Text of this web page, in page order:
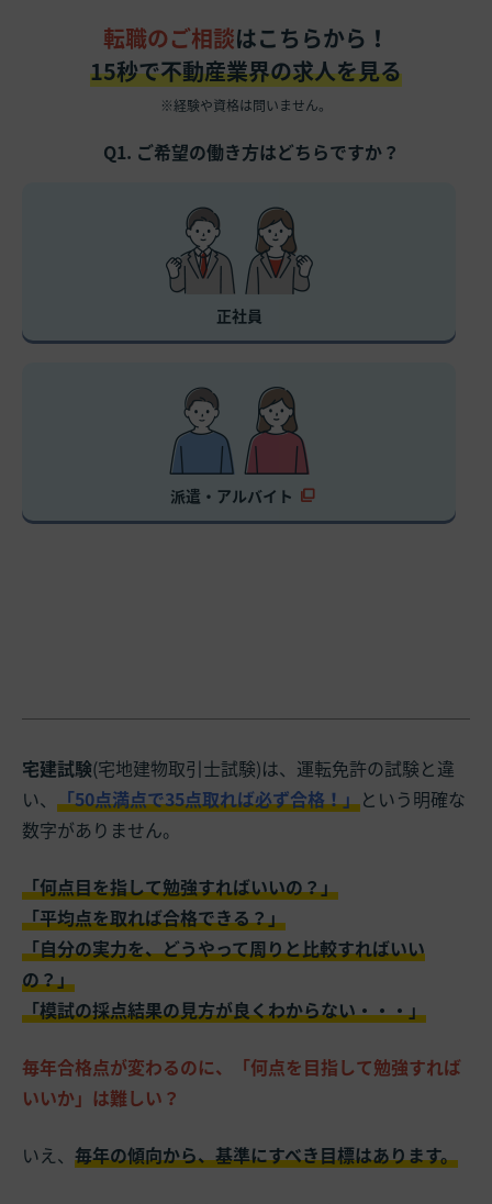
転職のご相談はこちらから！
15秒で不動産業界の求人を見る
※経験や資格は問いません。
Q1. ご希望の働き方はどちらですか？
正社員
派遣・アルバイト
宅建試験(宅地建物取引士試験)は、運転免許の試験と違
い、 「50点満点で35点取れば必ず合格！」という明確な
数字がありません。
「何点目を指して勉強すればいいの？」
「平均点を取れば合格できる？」
「自分の実力を、どうやって周りと比較すればいい
の？」
「模試の採点結果の見方が良くわからない・・・」
毎年合格点が変わるのに、「何点を目指して勉強すれば
いいか」は難しい？
いえ、 毎年の傾向から、基準にすべき目標はあります。